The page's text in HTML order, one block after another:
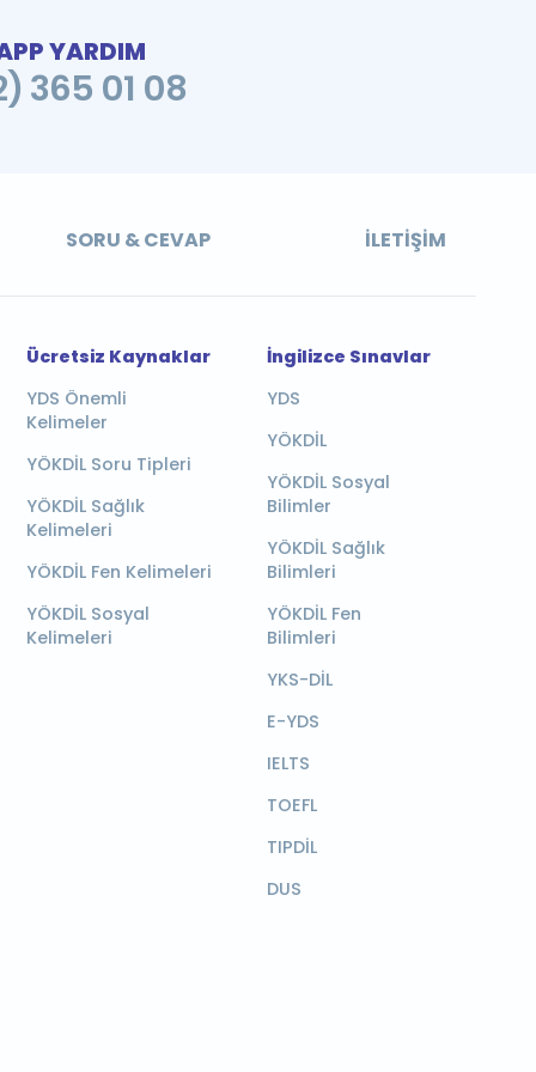
YARDIM
365 01 08
SORU & CEVAP İLETIŞIM
Ücretsiz Kaynaklar
YDS Önemli
Kelimeler
YÖKDİL Soru Tipleri
YÖKDİL Sağlık
Kelimeleri
YÖKDİL Fen Kelimeleri
YÖKDİL Sosyal
Kelimeleri
İngilizce Sınavlar
YDS
YÖKDİL
YÖKDİL Sosyal
Bilimler
YÖKDİL Sağlık
Bilimleri
YÖKDİL Fen
Bilimleri
YKS-DİL
E-YDS
IELTS
TOEFL
TIPDİL
DUS